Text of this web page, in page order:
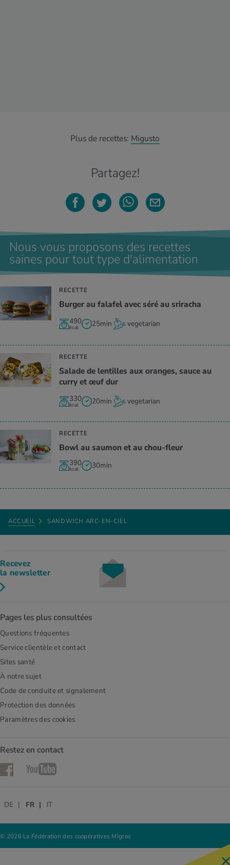
Plus de recettes: Migusto
Partagez!
Nous vous proposons des recettes
saines pour tout type d'alimentation
RECETTE
Burger au falafel avec séré au sriracha
490
kcal 25min vegetarian
RECETTE
Salade de lentilles aux oranges, sauce au
curry et œuf dur
330
kcal 20min vegetarian
RECETTE
Bowl au saumon et au chou-fleur
390
kcal 30min
ACCUEIL SANDWICH ARC-EN-CIEL
Recevez
la newsletter
Pages les plus consultées
Questions fréquentes
Service clientèle et contact
Sites santé
À notre sujet
Code de conduite et signalement
Protection des données
Paramètres des cookies
Restez en contact
FacebookYouTube
© 2026 La Fédération des coopératives Migros
DE FR IT